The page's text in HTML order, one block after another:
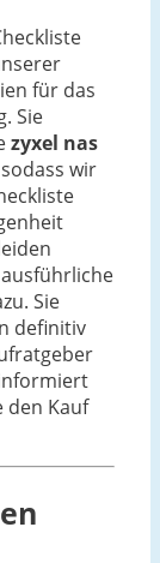
für das
Sie
zyxel nas
wir
Sie
definitiv
den Kauf